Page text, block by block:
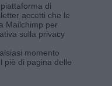
di
accetti che le
Mailchimp per
sulla privacy
momento
piè di pagina delle